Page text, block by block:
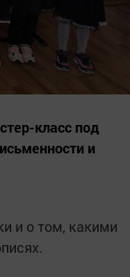
класс под
и
и о том, какими